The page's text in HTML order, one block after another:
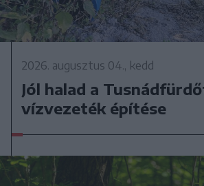
2026. augusztus 04., kedd
Jól halad a
vízvezeték építése